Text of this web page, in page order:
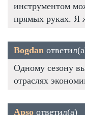
инструментом
прямых руках. Я
Bogdan
Одному сезону
отраслях
Apso ответил(а)